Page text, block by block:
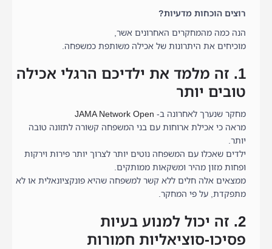
רוצים הוכחות מדעיות?
הנה כמה מהמחקרים האחרונים אשר,
מוכיחים את היתרונות של אכילה משותפת כמשפחה.
1. זה מלמד את ילדיכם הרגלי אכילה
טובים יותר
מחקר שנערך לאחרונה ב- JAMA Network Open
מראה כי אכילת ארוחות עם בני המשפחה קשורה לתזונה טובה
יותר.
ילדים שאכלו עם המשפחה נוטים יותר לצרוך יותר פירות וירקות
ופחות מזון מהיר ומשקאות ממותקים.
ממצאים אלה חלים ללא קשר למשפחה שהיא פונקציונאלית או לא
מתפקדת, על פי המחקר.
2. זה יכול למנוע בעיות
פסיכו-סוציאליות חמורות